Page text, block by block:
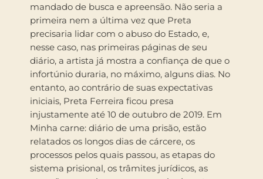
mandado de busca e apreensão. Não seria a
primeira nem a última vez que Preta
precisaria lidar com o abuso do Estado, e,
nesse caso, nas primeiras páginas de seu
diário, a artista já mostra a confiança de que o
infortúnio duraria, no máximo, alguns dias. No
entanto, ao contrário de suas expectativas
iniciais, Preta Ferreira ficou presa
injustamente até 10 de outubro de 2019. Em
Minha carne: diário de uma prisão, estão
relatados os longos dias de cárcere, os
processos pelos quais passou, as etapas do
sistema prisional, os trâmites jurídicos, as